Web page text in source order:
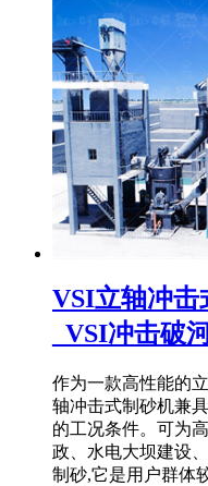
VSI立轴冲击
_VSI冲击破
作为一款高性能的
轴冲击式制砂机兼
的工况条件。可为
政、水电大坝建设
制砂,它是用户群体